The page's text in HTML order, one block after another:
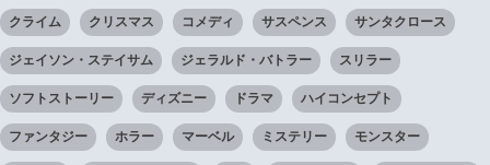
クライム クリスマス コメディ サスペンス サンタクロース
ジェイソン・ステイサム ジェラルド・バトラー スリラー
ソフトストーリー ディズニー ドラマ ハイコンセプト
ファンタジー ホラー マーベル ミステリー モンスター